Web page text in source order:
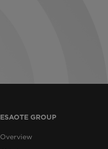
ESAOTE GROUP
Overview